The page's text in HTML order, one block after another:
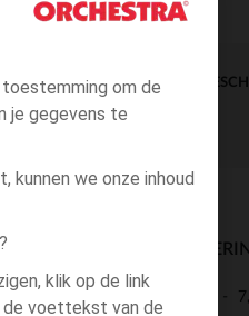
om de
je gegevens te
kunnen we onze inhoud
klik op de link
de voettekst van de
DIRECTE
BESCHIKBAARE
levering aan huis